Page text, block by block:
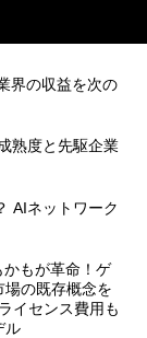
界の収益を次の
熟度と先駆企業
AIネットワーク
かもが革命！ゲ
の既存概念を
イセンス費用も
ル